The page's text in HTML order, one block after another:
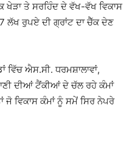
ਖੇੜਾ ਤੇ ਸਰਹਿੰਦ ਦੇ ਵੱਖ-ਵੱਖ ਵਿਕਾਸ
ਲੱਖ ਰੁਪਏ ਦੀ ਗ੍ਰਾਂਟ ਦਾ ਚੈੱਕ ਦੇਣ
ਵਿੱਚ ਐਸ.ਸੀ. ਧਰਮਸ਼ਾਲਾਵਾਂ,
ਦੀਆਂ ਟੈਂਕੀਆਂ ਦੇ ਚੱਲ ਰਹੇ ਕੰਮਾਂ
ਜੋ ਵਿਕਾਸ ਕੰਮਾਂ ਨੂੰ ਸਮੇਂ ਸਿਰ ਨੇਪਰੇ